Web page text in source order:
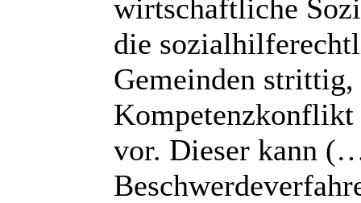
wirtschaftliche
die
Gemeinden
Kompetenzkonflikt
vor. Dieser kann